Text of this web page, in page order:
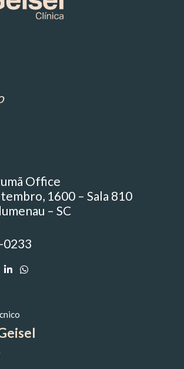
Office
1600 – Sala 810
– SC
0233